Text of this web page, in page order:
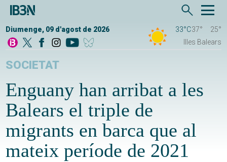
Diumenge, 09 d'agost de 2026 33°C37°
25°
Illes Balears
SOCIETAT
Enguany han arribat a les
Balears el triple de
migrants en barca que al
mateix període de 2021